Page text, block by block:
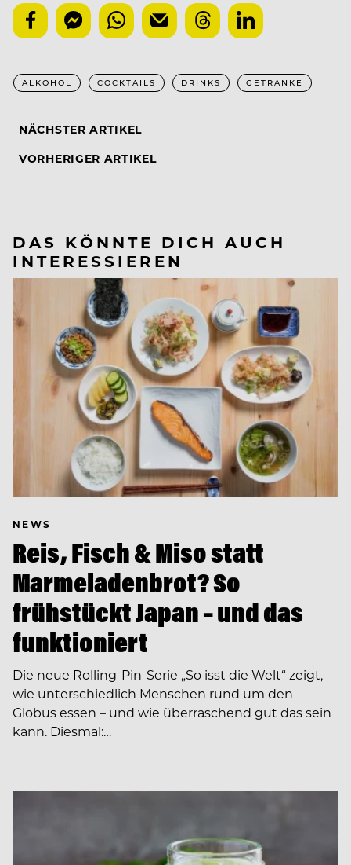
ALKOHOL COCKTAILS DRINKS GETRÄNKE
NÄCHSTER ARTIKEL
VORHERIGER ARTIKEL
DAS KÖNNTE DICH AUCH
INTERESSIEREN
NEWS
Reis, Fisch & Miso statt
Marmeladenbrot? So
frühstückt Japan – und das
funktioniert
Die neue Rolling-Pin-Serie „So isst die Welt“ zeigt,
wie unterschiedlich Menschen rund um den
Globus essen – und wie überraschend gut das sein
kann. Diesmal:…